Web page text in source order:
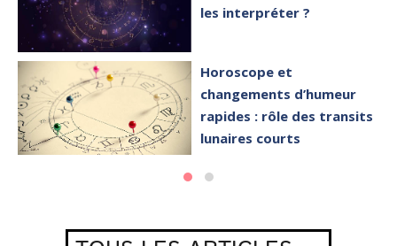
les interpréter ?
Horoscope et
changements d’humeur
rapides : rôle des transits
lunaires courts